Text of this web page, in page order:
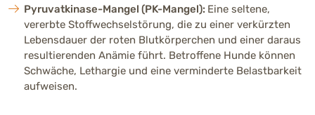
Pyruvatkinase-Mangel (PK-Mangel): Eine seltene,
vererbte Stoffwechselstörung, die zu einer verkürzten
Lebensdauer der roten Blutkörperchen und einer daraus
resultierenden Anämie führt. Betroffene Hunde können
Schwäche, Lethargie und eine verminderte Belastbarkeit
aufweisen.